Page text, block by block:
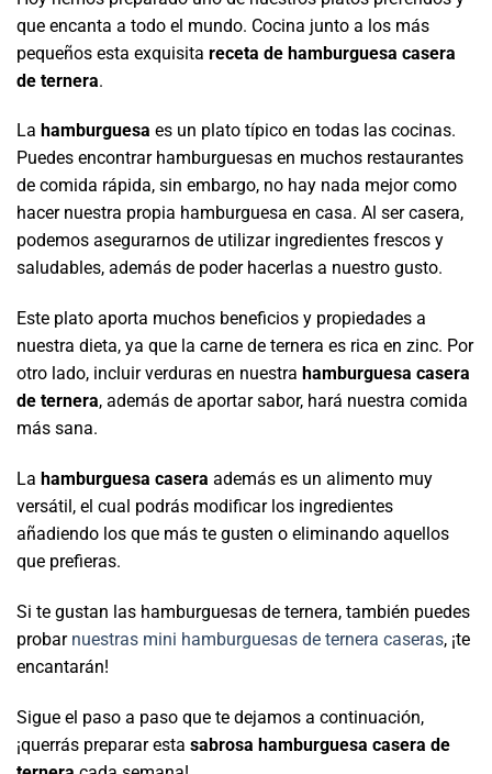
que encanta a todo el mundo. Cocina junto a los más
pequeños esta exquisita receta de hamburguesa casera
de ternera.
La hamburguesa es un plato típico en todas las cocinas.
Puedes encontrar hamburguesas en muchos restaurantes
de comida rápida, sin embargo, no hay nada mejor como
hacer nuestra propia hamburguesa en casa. Al ser casera,
podemos asegurarnos de utilizar ingredientes frescos y
saludables, además de poder hacerlas a nuestro gusto.
Este plato aporta muchos beneficios y propiedades a
nuestra dieta, ya que la carne de ternera es rica en zinc. Por
otro lado, incluir verduras en nuestra hamburguesa casera
de ternera, además de aportar sabor, hará nuestra comida
más sana.
La hamburguesa casera además es un alimento muy
versátil, el cual podrás modificar los ingredientes
añadiendo los que más te gusten o eliminando aquellos
que prefieras.
Si te gustan las hamburguesas de ternera, también puedes
probar nuestras mini hamburguesas de ternera caseras, ¡te
encantarán!
Sigue el paso a paso que te dejamos a continuación,
¡querrás preparar esta sabrosa hamburguesa casera de